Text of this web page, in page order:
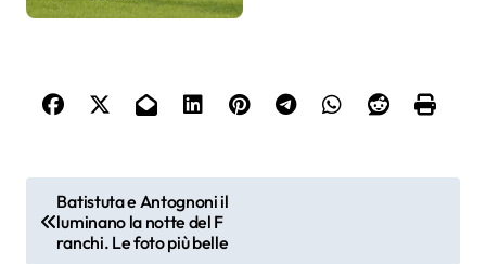
a
Batistuta e Antognoni il
luminano la notte del F
ranchi. Le foto più belle